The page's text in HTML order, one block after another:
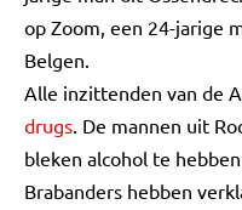
op Zoom, een 24-jarige
Belgen.
Alle inzittenden van de
drugs. De mannen uit
bleken alcohol te
Brabanders hebben